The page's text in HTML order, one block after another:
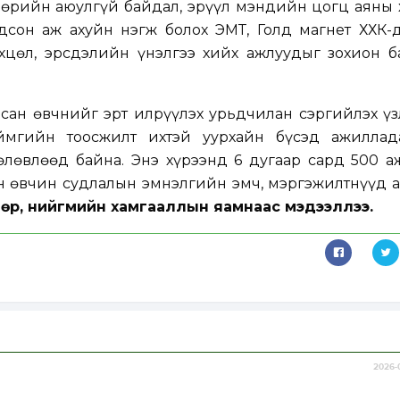
аюулгүй байдал, эрүүл мэндийн цогц аяны
аж ахуйн нэгж болох ЭМТ, Голд магнет ХХК-
эрсдэлийн үнэлгээ хийх ажлуудыг зохион
өвчнийг эрт илрүүлэх урьдчилан сэргийлэх
тоосжилт ихтэй уурхайн бүсэд
байна. Энэ хүрээнд 6 дугаар сард 500
өвчин судлалын эмнэлгийн эмч, мэргэжилтнүүд
нийгмийн хамгааллын яамнаас мэдээллээ.
2026-